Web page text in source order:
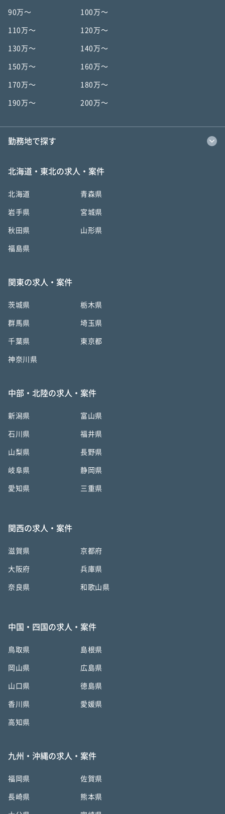
90万〜 100万〜
110万〜 120万〜
130万〜 140万〜
150万〜 160万〜
170万〜 180万〜
190万〜 200万〜
勤務地で探す
北海道・東北の求人・案件
北海道 青森県
岩手県 宮城県
秋田県 山形県
福島県
関東の求人・案件
茨城県 栃木県
群馬県 埼玉県
千葉県 東京都
神奈川県
中部・北陸の求人・案件
新潟県 富山県
石川県 福井県
山梨県 長野県
岐阜県 静岡県
愛知県 三重県
関西の求人・案件
滋賀県 京都府
大阪府 兵庫県
奈良県 和歌山県
中国・四国の求人・案件
鳥取県 島根県
岡山県 広島県
山口県 徳島県
香川県 愛媛県
高知県
九州・沖縄の求人・案件
福岡県 佐賀県
長崎県 熊本県